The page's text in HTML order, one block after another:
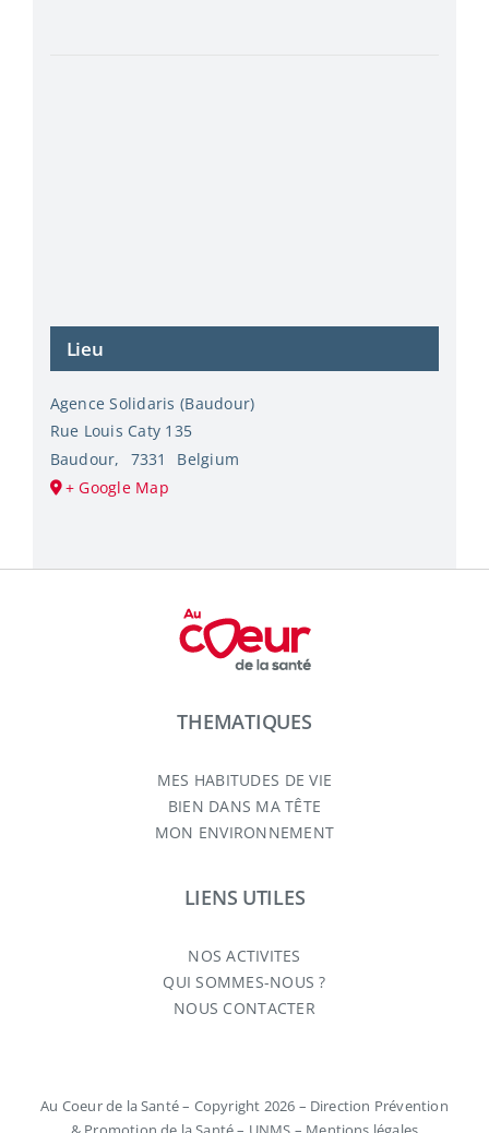
Lieu
Agence Solidaris (Baudour)
Rue Louis Caty 135
Baudour, 7331
Belgium
+ Google Map
THEMATIQUES
MES HABITUDES DE VIE
BIEN DANS MA TÊTE
MON ENVIRONNEMENT
LIENS UTILES
NOS ACTIVITES
QUI SOMMES-NOUS ?
NOUS CONTACTER
Au Coeur de la Santé – Copyright 2026 – Direction Prévention